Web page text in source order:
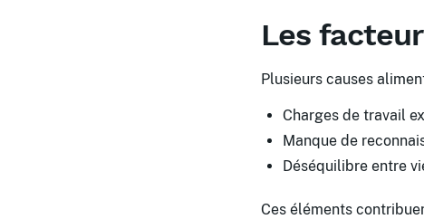
Les
Plusieurs causes
Charges de travail
Manque de
Déséquilibre entre
Ces éléments